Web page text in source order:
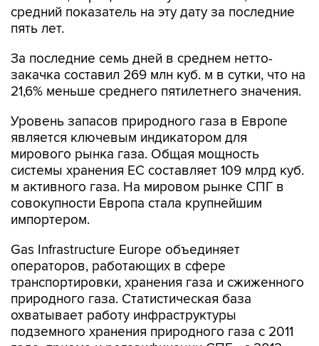
средний показатель на эту дату за последние
пять лет.
За последние семь дней в среднем нетто-
закачка составил 269 млн куб. м в сутки, что на
21,6% меньше среднего пятилетнего значения.
Уровень запасов природного газа в Европе
является ключевым индикатором для
мирового рынка газа. Общая мощность
системы хранения ЕС составляет 109 млрд куб.
м активного газа. На мировом рынке СПГ в
совокупности Европа стала крупнейшим
импортером.
Gas Infrastructure Europe объединяет
операторов, работающих в сфере
транспортировки, хранения газа и сжиженного
природного газа. Статистическая база
охватывает работу инфраструктуры
подземного хранения природного газа с 2011